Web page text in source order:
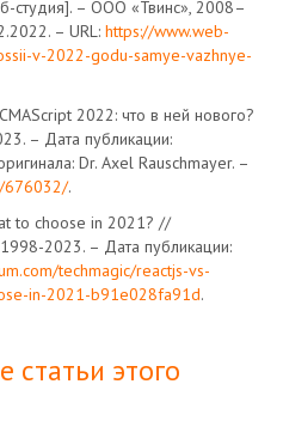
студия]. – ООО «Твинс», 2008–
– URL: https://www.web-
v-2022-godu-samye-vazhnye-
2022: что в ней нового?
– Дата публикации:
Dr. Axel Rauschmayer. –
676032/.
to choose in 2021? //
2023. – Дата публикации:
techmagic/reactjs-vs-
in-2021-b91e028fa91d.
статьи этого